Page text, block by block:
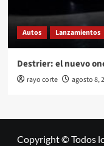
Autos Lanzamientos
Destrier: el nuevo
rayo corte agosto 8,
Copyright © Todos